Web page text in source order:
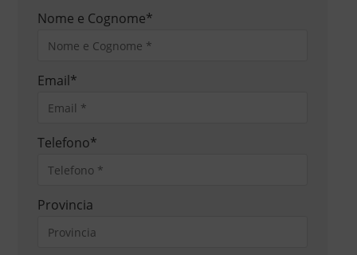
Nome e Cognome*
Email*
Telefono*
Provincia